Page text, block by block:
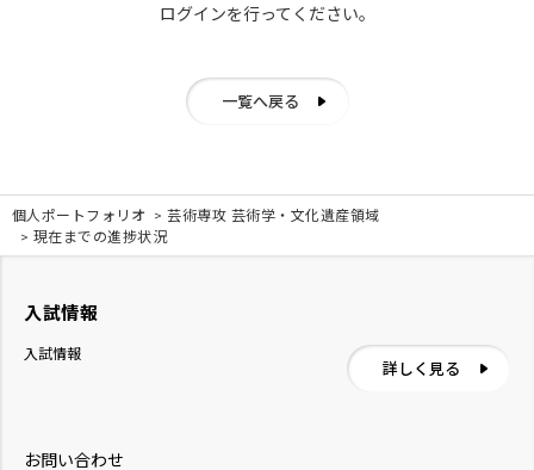
ログインを行ってください。
一覧へ戻る
個人ポートフォリオ
芸術専攻 芸術学・文化遺産領域
現在までの進捗状況
お問い合わせ
入試情報
入試情報
詳しく見る